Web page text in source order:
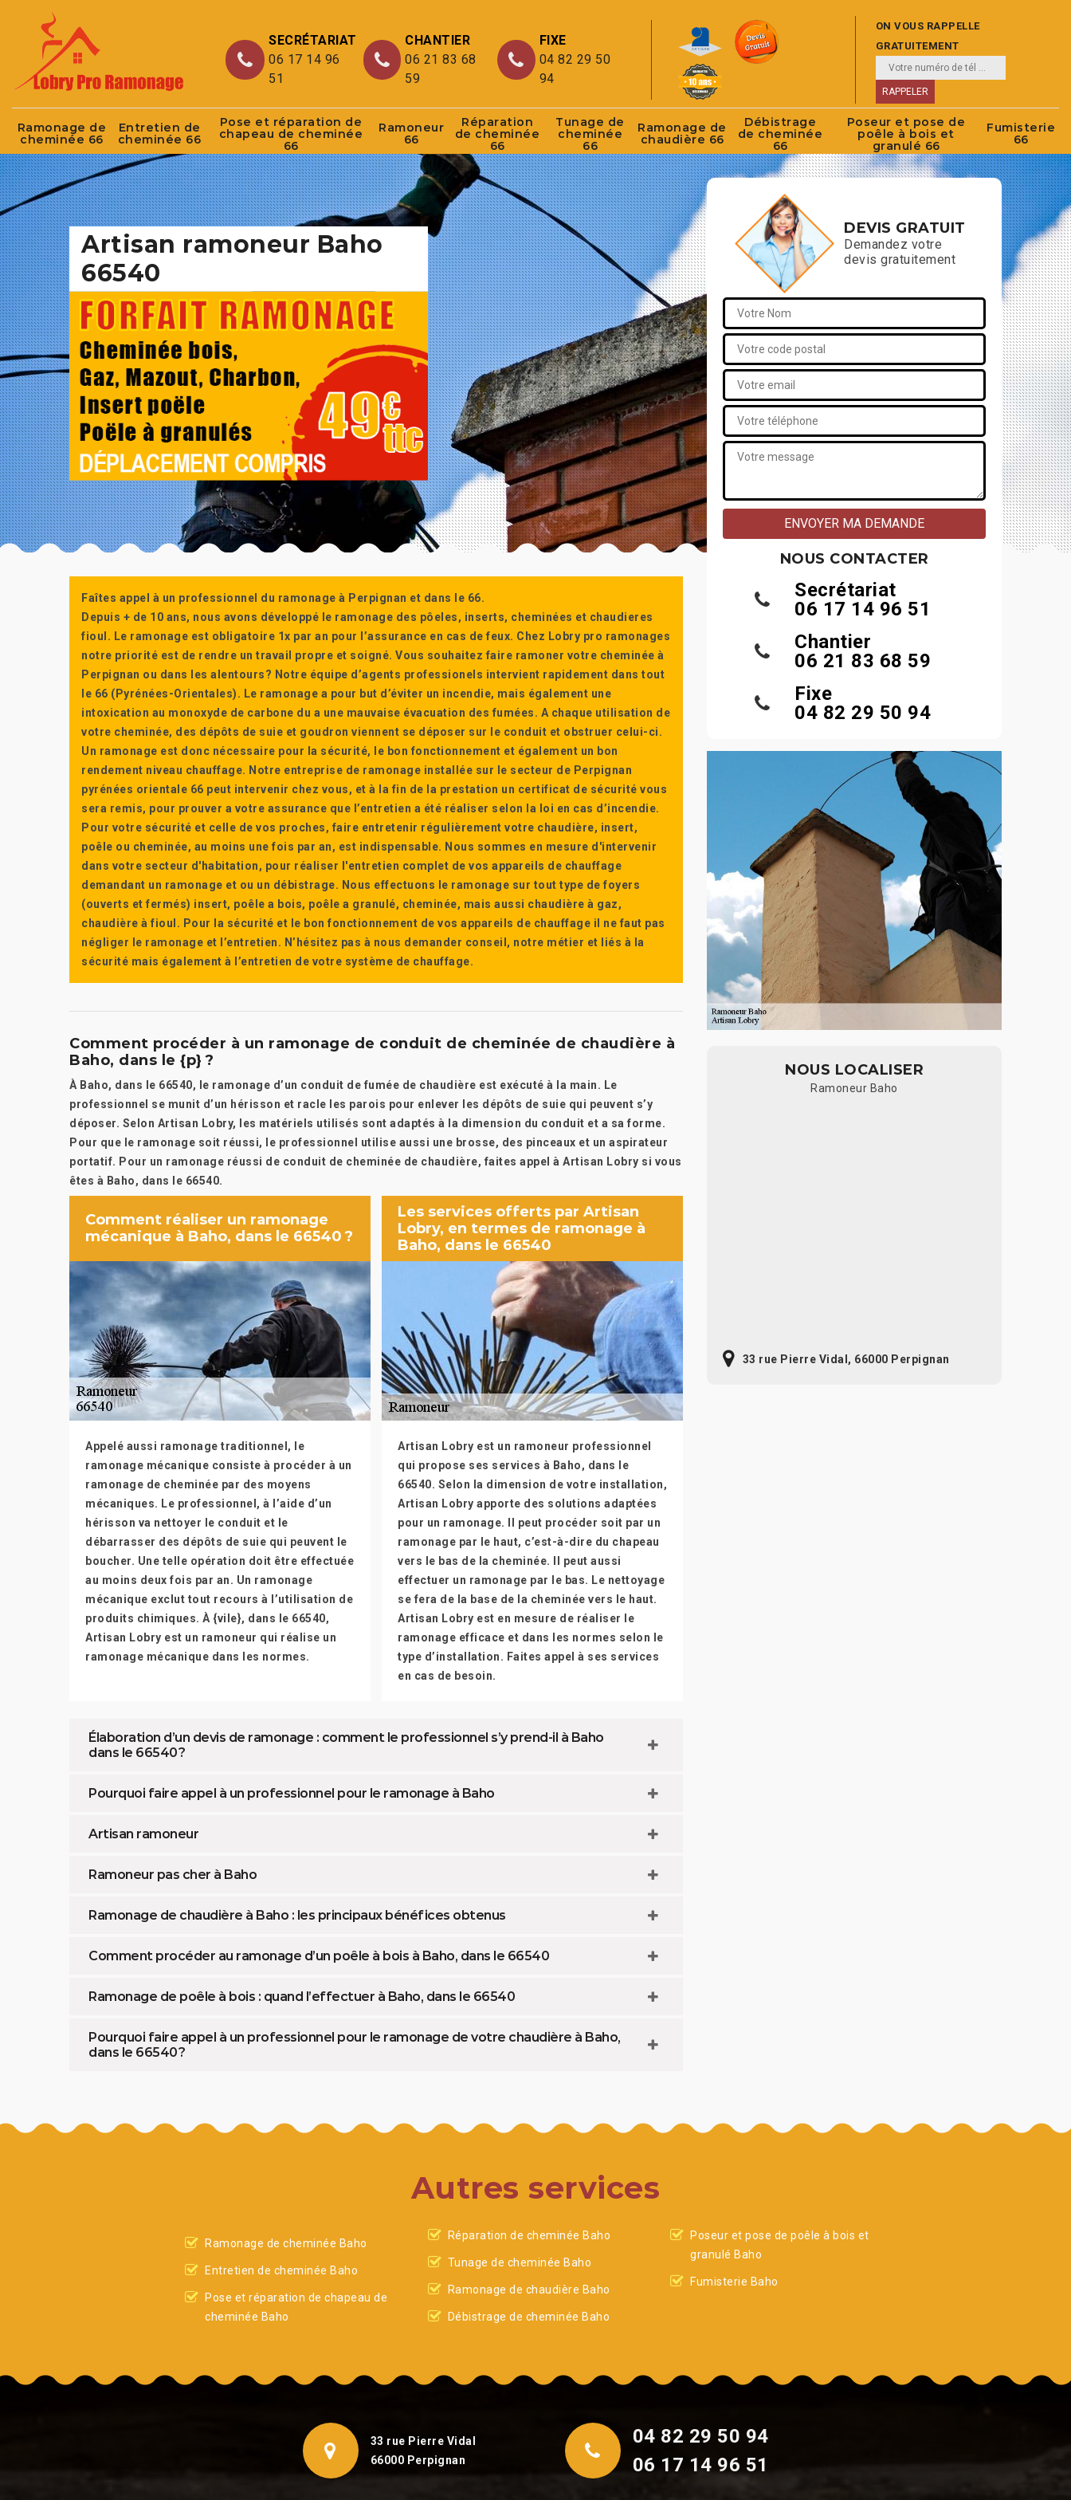
SECRÉTARIAT
06 17 14 96
51
CHANTIER
06 21 83 68
59
FIXE
04 82 29 50
94
ON VOUS RAPPELLE
GRATUITEMENT
Ramonage de
cheminée 66
Entretien de
cheminée 66
Pose et réparation de
chapeau de cheminée
66
Ramoneur
66
Réparation
de cheminée
66
Tunage de
cheminée
66
Ramonage de
chaudière 66
Débistrage
de cheminée
66
Poseur et pose de
poêle à bois et
granulé 66
Fumisterie
66
Artisan ramoneur Baho
66540
Faîtes appel à un professionnel du ramonage à Perpignan et dans le 66.
Depuis + de 10 ans, nous avons développé le ramonage des pôeles, inserts, cheminées et chaudieres
fioul. Le ramonage est obligatoire 1x par an pour l’assurance en cas de feux. Chez Lobry pro ramonages
notre priorité est de rendre un travail propre et soigné. Vous souhaitez faire ramoner votre cheminée à
Perpignan ou dans les alentours? Notre équipe d’agents professionels intervient rapidement dans tout
le 66 (Pyrénées-Orientales). Le ramonage a pour but d’éviter un incendie, mais également une
intoxication au monoxyde de carbone du a une mauvaise évacuation des fumées. A chaque utilisation de
votre cheminée, des dépôts de suie et goudron viennent se déposer sur le conduit et obstruer celui-ci.
Un ramonage est donc nécessaire pour la sécurité, le bon fonctionnement et également un bon
rendement niveau chauffage. Notre entreprise de ramonage installée sur le secteur de Perpignan
pyrénées orientale 66 peut intervenir chez vous, et à la fin de la prestation un certificat de sécurité vous
sera remis, pour prouver a votre assurance que l’entretien a été réaliser selon la loi en cas d’incendie.
Pour votre sécurité et celle de vos proches, faire entretenir régulièrement votre chaudière, insert,
poêle ou cheminée, au moins une fois par an, est indispensable. Nous sommes en mesure d'intervenir
dans votre secteur d'habitation, pour réaliser l'entretien complet de vos appareils de chauffage
demandant un ramonage et ou un débistrage. Nous effectuons le ramonage sur tout type de foyers
(ouverts et fermés) insert, poêle a bois, poêle a granulé, cheminée, mais aussi chaudière à gaz,
chaudière à fioul. Pour la sécurité et le bon fonctionnement de vos appareils de chauffage il ne faut pas
négliger le ramonage et l’entretien. N’hésitez pas à nous demander conseil, notre métier et liés à la
sécurité mais également à l’entretien de votre système de chauffage.
Comment procéder à un ramonage de conduit de cheminée de chaudière à
Baho, dans le {p} ?
À Baho, dans le 66540, le ramonage d’un conduit de fumée de chaudière est exécuté à la main. Le
professionnel se munit d’un hérisson et racle les parois pour enlever les dépôts de suie qui peuvent s’y
déposer. Selon Artisan Lobry, les matériels utilisés sont adaptés à la dimension du conduit et a sa forme.
Pour que le ramonage soit réussi, le professionnel utilise aussi une brosse, des pinceaux et un aspirateur
portatif. Pour un ramonage réussi de conduit de cheminée de chaudière, faites appel à Artisan Lobry si vous
êtes à Baho, dans le 66540.
Comment réaliser un ramonage
mécanique à Baho, dans le 66540 ?
Appelé aussi ramonage traditionnel, le
ramonage mécanique consiste à procéder à un
ramonage de cheminée par des moyens
mécaniques. Le professionnel, à l’aide d’un
hérisson va nettoyer le conduit et le
débarrasser des dépôts de suie qui peuvent le
boucher. Une telle opération doit être effectuée
au moins deux fois par an. Un ramonage
mécanique exclut tout recours à l’utilisation de
produits chimiques. À {vile}, dans le 66540,
Artisan Lobry est un ramoneur qui réalise un
ramonage mécanique dans les normes.
Les services offerts par Artisan
Lobry, en termes de ramonage à
Baho, dans le 66540
Artisan Lobry est un ramoneur professionnel
qui propose ses services à Baho, dans le
66540. Selon la dimension de votre installation,
Artisan Lobry apporte des solutions adaptées
pour un ramonage. Il peut procéder soit par un
ramonage par le haut, c’est-à-dire du chapeau
vers le bas de la cheminée. Il peut aussi
effectuer un ramonage par le bas. Le nettoyage
se fera de la base de la cheminée vers le haut.
Artisan Lobry est en mesure de réaliser le
ramonage efficace et dans les normes selon le
type d’installation. Faites appel à ses services
en cas de besoin.
Élaboration d’un devis de ramonage : comment le professionnel s’y prend-il à Baho
dans le 66540 ?
Pourquoi faire appel à un professionnel pour le ramonage à Baho
Artisan ramoneur
Ramoneur pas cher à Baho
Ramonage de chaudière à Baho : les principaux bénéfices obtenus
Comment procéder au ramonage d’un poêle à bois à Baho, dans le 66540
Ramonage de poêle à bois : quand l’effectuer à Baho, dans le 66540
Pourquoi faire appel à un professionnel pour le ramonage de votre chaudière à Baho,
dans le 66540 ?
DEVIS GRATUIT
Demandez votre
devis gratuitement
NOUS CONTACTER
Secrétariat
06 17 14 96 51
Chantier
06 21 83 68 59
Fixe
04 82 29 50 94
NOUS LOCALISER
Ramoneur Baho
33 rue Pierre Vidal, 66000 Perpignan
Autres services
Ramonage de cheminée Baho
Entretien de cheminée Baho
Pose et réparation de chapeau de
cheminée Baho
Réparation de cheminée Baho
Tunage de cheminée Baho
Ramonage de chaudière Baho
Débistrage de cheminée Baho
Poseur et pose de poêle à bois et
granulé Baho
Fumisterie Baho
33 rue Pierre Vidal
66000 Perpignan
04 82 29 50 94
06 17 14 96 51